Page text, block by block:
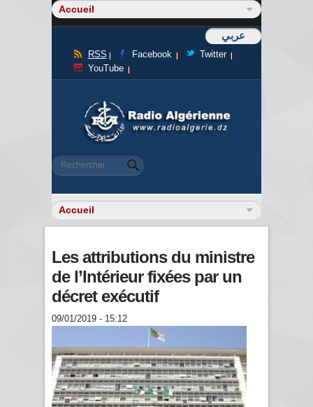
عربي
RSS Facebook
Twitter
YouTube
Formulaire de recherche
Rechercher
Les attributions du ministre
de l’Intérieur fixées par un
décret exécutif
09/01/2019 - 15:12